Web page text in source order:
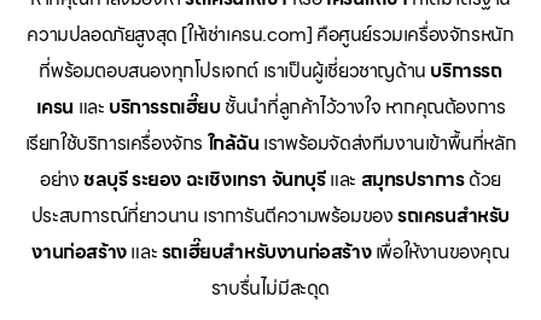
ความปลอดภัยสูงสุด [ให้เช่าเครน.com] คือศูนย์รวมเครื่องจักรหนัก
ที่พร้อมตอบสนองทุกโปรเจกต์ เราเป็นผู้เชี่ยวชาญด้าน บริการรถ
เครน และ บริการรถเฮี๊ยบ ชั้นนำที่ลูกค้าไว้วางใจ หากคุณต้องการ
เรียกใช้บริการเครื่องจักร ใกล้ฉัน เราพร้อมจัดส่งทีมงานเข้าพื้นที่หลัก
อย่างชลบุรี ระยอง ฉะเชิงเทรา จันทบุรีและ สมุทรปราการด้วย
ประสบการณ์ที่ยาวนาน เราการันตีความพร้อมของรถเครนสำหรับ
งานก่อสร้างและรถเฮี๊ยบสำหรับงานก่อสร้างเพื่อให้งานของคุณ
ราบรื่นไม่มีสะดุด